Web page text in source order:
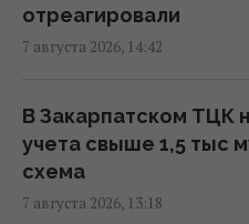
РФ наращивает
эксперт объяснил,
13:04 пятница, 07 августа 2026
Союзники подвели
только один
отреагировали
7 августа 2026, 14:42
В Закарпатском ТЦК
учета свыше 1,5 тыс
схема
7 августа 2026, 13:18